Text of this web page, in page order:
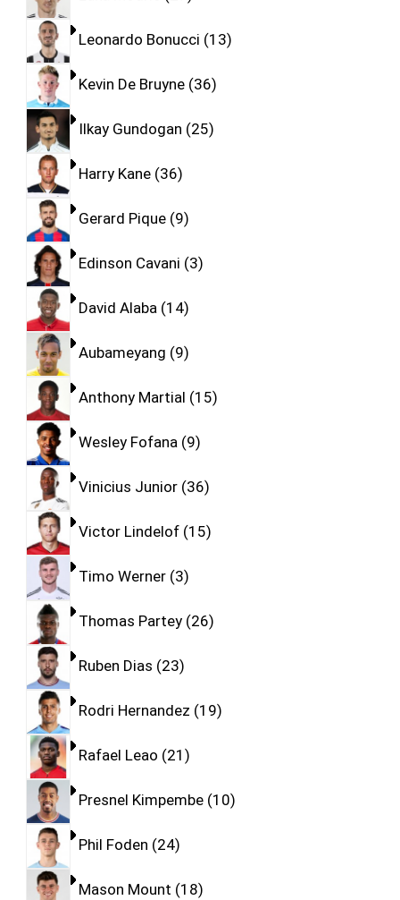
Leonardo Bonucci 13
Kevin De Bruyne 36
Ilkay Gundogan 25
Harry Kane 36
Gerard Pique 9
Edinson Cavani 3
David Alaba 14
Aubameyang 9
Anthony Martial 15
Wesley Fofana 9
Vinicius Junior 36
Victor Lindelof 15
Timo Werner 3
Thomas Partey 26
Ruben Dias 23
Rodri Hernandez 19
Rafael Leao 21
Presnel Kimpembe 10
Phil Foden 24
Mason Mount 18